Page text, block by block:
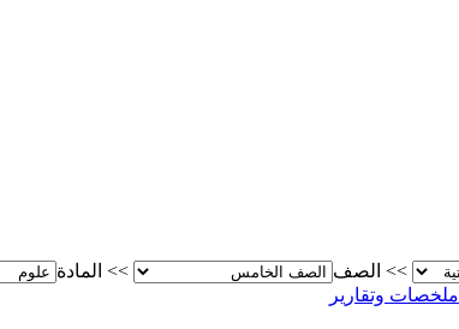
>> الصف >> المادة
ملخصات وتقارير